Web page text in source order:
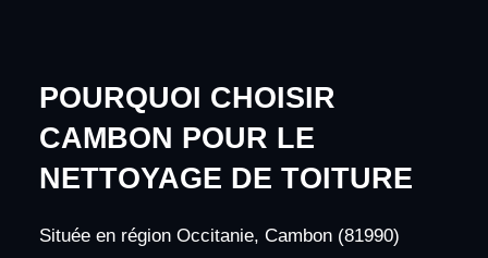
POURQUOI CHOISIR
CAMBON POUR LE
NETTOYAGE DE TOITURE
Située en région Occitanie, Cambon (81990)